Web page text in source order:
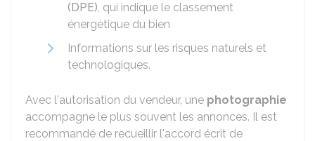
(DPE), qui indique le classement
énergétique du bien
Informations sur les risques naturels et
technologiques.
Avec l'autorisation du vendeur, une photographie
accompagne le plus souvent les annonces. Il est
recommandé de recueillir l'accord écrit de